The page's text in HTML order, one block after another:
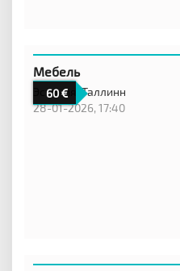
60
Мебель
Эстония,Таллинн
28-01-2026, 17:40